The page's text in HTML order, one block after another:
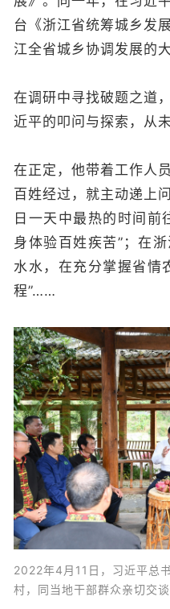
台《浙江省统筹城乡发
江全省城乡协调发展的
在调研中寻找破题之道
近平的叩问与探索，从未
在正定，他带着工作人
百姓经过，就主动递上
日一天中最热的时间前
身体验百姓疾苦”；在
水水，在充分掌握省情
程”……
2022年4月11日，习近平总
村，同当地干部群众亲切交谈